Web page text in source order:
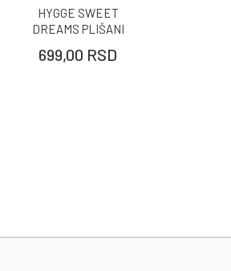
HYGGE SWEET
DREAMS PLIŠANI
699,00 RSD